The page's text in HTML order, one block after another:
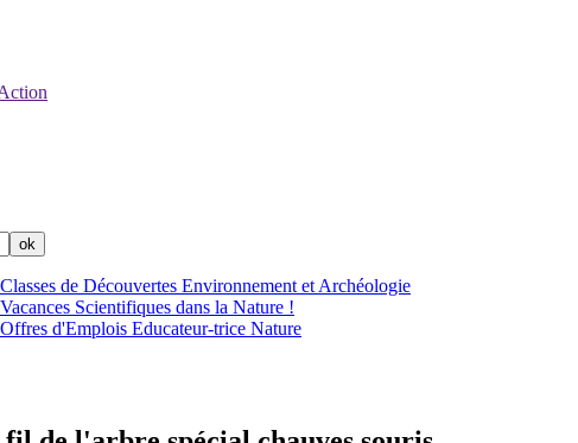
de Découvertes Environnement et Archéologie
Scientifiques dans la Nature !
d'Emplois Educateur-trice Nature